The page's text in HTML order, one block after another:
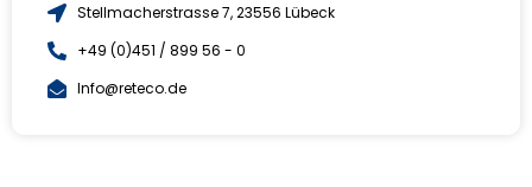
Stellmacherstrasse 7, 23556 Lübeck
+49 (0)451 / 899 56 - 0
Info@reteco.de